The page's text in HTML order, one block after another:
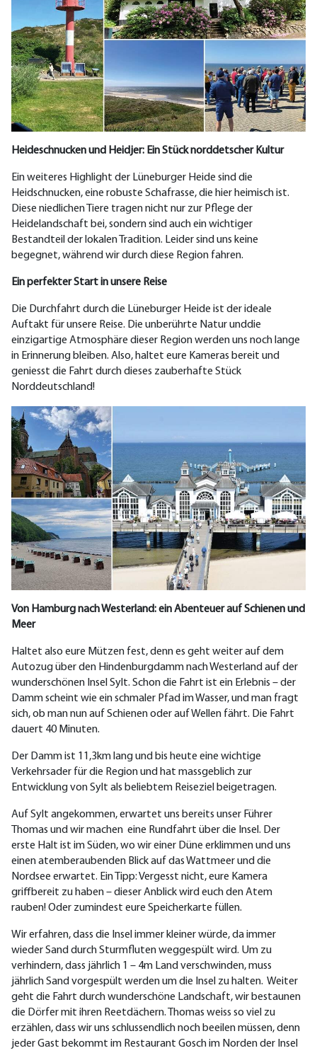
Heideschnucken und Heidjer: Ein Stück norddetscher Kultur
Ein weiteres Highlight der Lüneburger Heide sind die
Heidschnucken, eine robuste Schafrasse, die hier heimisch ist.
Diese niedlichen Tiere tragen nicht nur zur Pflege der
Heidelandschaft bei, sondern sind auch ein wichtiger
Bestandteil der lokalen Tradition. Leider sind uns keine
begegnet, während wir durch diese Region fahren.
Ein perfekter Start in unsere Reise
Die Durchfahrt durch die Lüneburger Heide ist der ideale
Auftakt für unsere Reise. Die unberührte Naturunddie
einzigartige Atmosphäre dieser Region werden uns noch lange
in Erinnerung bleiben. Also, haltet eure Kameras bereit und
geniesst die Fahrt durch dieses zauberhafte Stück
Norddeutschland!
Von Hamburg nach Westerland: ein Abenteuer auf Schienen und
Meer
Haltet also eure Mützen fest, denn es geht weiter auf dem
Autozug über den Hindenburgdamm nach Westerland auf der
wunderschönen Insel Sylt. Schon die Fahrt ist ein Erlebnis – der
Damm scheint wie ein schmaler Pfad im Wasser, und man fragt
sich, ob man nun auf Schienen oder auf Wellen fährt. Die Fahrt
dauert 40 Minuten.
Der Damm ist 11,3km lang und bis heute eine wichtige
Verkehrsader für die Region und hat massgeblich zur
Entwicklung von Sylt als beliebtem Reiseziel beigetragen.
Auf Sylt angekommen, erwartet uns bereits unser Führer
Thomas und wir machen eine Rundfahrt über die Insel. Der
erste Halt ist im Süden, wo wir einer Düne erklimmen und uns
einen atemberaubenden Blick auf das Wattmeer und die
Nordsee erwartet. Ein Tipp: Vergesst nicht, eure Kamera
griffbereit zu haben – dieser Anblick wird euch den Atem
rauben! Oder zumindest eure Speicherkarte füllen.
Wir erfahren, dass die Insel immer kleiner würde, da immer
wieder Sand durch Sturmfluten weggespült wird. Um zu
verhindern, dass jährlich 1 – 4m Land verschwinden, muss
jährlich Sand vorgespült werden um die Insel zu halten. Weiter
geht die Fahrt durch wunderschöne Landschaft, wir bestaunen
die Dörfer mit ihren Reetdächern. Thomas weiss so viel zu
erzählen, dass wir uns schlussendlich noch beeilen müssen, denn
jeder Gast bekommt im Restaurant Gosch im Norden der Insel